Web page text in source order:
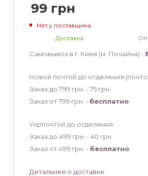
99 грн
Нет у поставщика
Доставка
Самовывоз в г. Киев (м. Почайна) -
Новой почтой до отделения
Заказ до 799 грн. - 75 грн
Заказ от 799 грн. - бесплатно
Укрпочтой до отделения:
Заказ до 499 грн. - 40 грн
Заказ от 499 грн. - бесплатно
Детальнее о доставке